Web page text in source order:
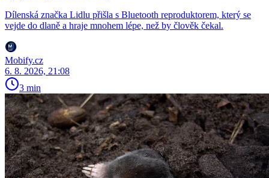
Dílenská značka Lidlu přišla s Bluetooth reproduktorem, který se
vejde do dlaně a hraje mnohem lépe, než by člověk čekal.
Mobify.cz
6. 8. 2026, 21:08
3 min